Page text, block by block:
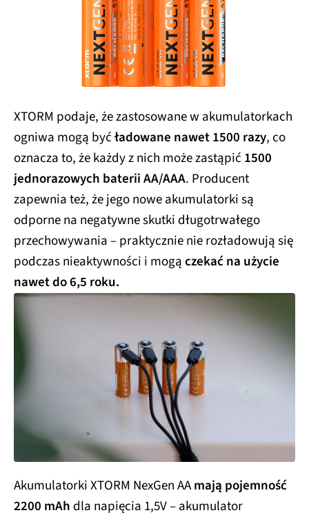
XTORM podaje, że zastosowane w akumulatorkach
ogniwa mogą byćładowane nawet 1500 razy, co
oznacza to, że każdy z nich może zastąpić 1500
jednorazowych baterii AA/AAA. Producent
zapewnia też, że jego nowe akumulatorki są
odporne na negatywne skutki długotrwałego
przechowywania – praktycznie nie rozładowują się
podczas nieaktywności i mogączekać na użycie
nawet do 6,5 roku.
Akumulatorki XTORM NexGen AAmają pojemność
2200 mAh dla napięcia 1,5V – akumulator